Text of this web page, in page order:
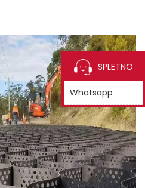
SPLETNO
Whatsapp